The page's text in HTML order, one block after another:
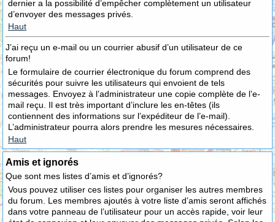
dernier a la possibilité d’empêcher complètement un utilisateur
d’envoyer des messages privés.
Haut
J’ai reçu un e-mail ou un courrier abusif d’un utilisateur de ce
forum!
Le formulaire de courrier électronique du forum comprend des
sécurités pour suivre les utilisateurs qui envoient de tels
messages. Envoyez à l’administrateur une copie complète de l’e-
mail reçu. Il est très important d’inclure les en-têtes (ils
contiennent des informations sur l’expéditeur de l’e-mail).
L’administrateur pourra alors prendre les mesures nécessaires.
Haut
Amis et ignorés
Que sont mes listes d’amis et d’ignorés?
Vous pouvez utiliser ces listes pour organiser les autres membres
du forum. Les membres ajoutés à votre liste d’amis seront affichés
dans votre panneau de l’utilisateur pour un accès rapide, voir leur